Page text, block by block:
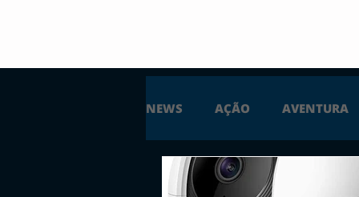
NEWS AÇÃO AVENTURA
ESTRATÉGIA